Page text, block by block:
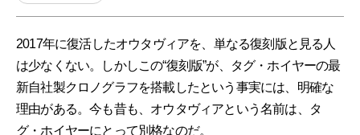
2017年に復活したオウタヴィアを、単なる復刻版と見る人
は少なくない。しかしこの“復刻版”が、タグ・ホイヤーの最
新自社製クロノグラフを搭載したという事実には、明確な
理由がある。今も昔も、オウタヴィアという名前は、タ
グ・ホイヤーにとって別格なのだ。